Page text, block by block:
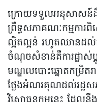
ក្រោយទទួលអនុសាសន៍ដ៏ខ្
ព្រឹទ្ធសភាគណៈកម្មការ
ល្អិតល្អន់ រហូតឈានដល់ក
ចំណុចសំខាន់គឺការផ្លាស់
មណ្ឌលបោះឆ្នោតកម្រិតរ
ថ្លែងអំណរគុណដល់រដ្ឋស